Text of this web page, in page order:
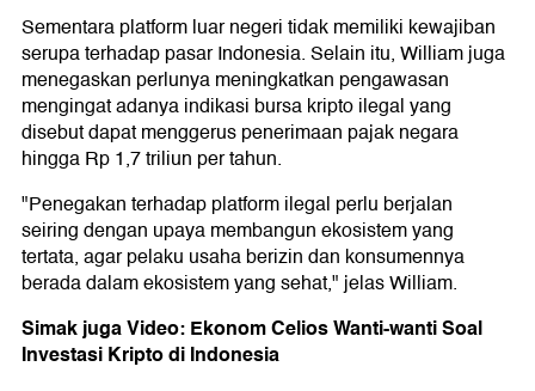
Sementara platform luar negeri tidak memiliki kewajiban
serupa terhadap pasar Indonesia. Selain itu, William juga
menegaskan perlunya meningkatkan pengawasan
mengingat adanya indikasi bursa kripto ilegal yang
disebut dapat menggerus penerimaan pajak negara
hingga Rp 1,7 triliun per tahun.
"Penegakan terhadap platform ilegal perlu berjalan
seiring dengan upaya membangun ekosistem yang
tertata, agar pelaku usaha berizin dan konsumennya
berada dalam ekosistem yang sehat," jelas William.
Simak juga Video: Ekonom Celios Wanti-wanti Soal
Investasi Kripto di Indonesia